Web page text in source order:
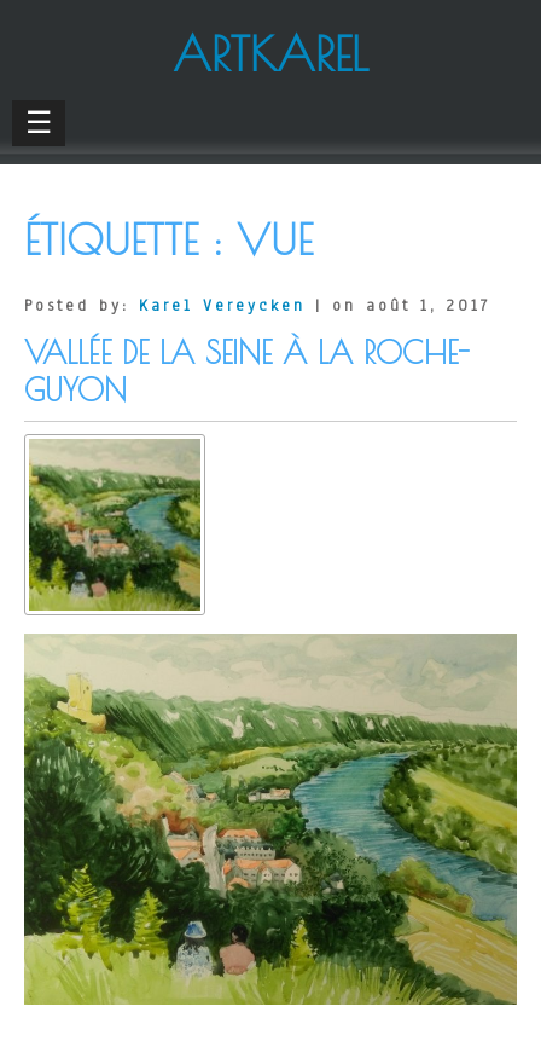
ARTKAREL
☰
ÉTIQUETTE : VUE
Posted by: Karel Vereycken | on août 1, 2017
VALLÉE DE LA SEINE À LA ROCHE-
GUYON